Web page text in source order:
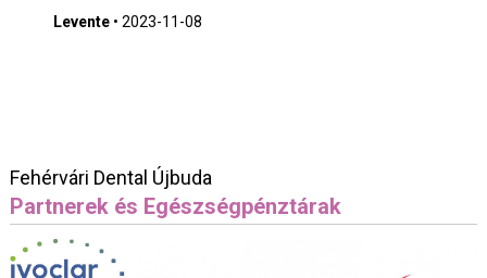
Levente• 2023-11-08
Fehérvári Dental Újbuda
Partnerek és Egészségpénztárak